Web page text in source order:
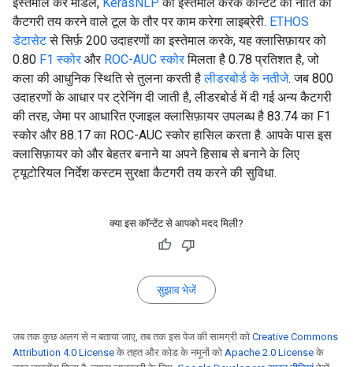
कैटगरी तय करने वाले टूल के तौर पर काम करेगा लाइब्रेरी. ETHOS
डेटासेटसे सिर्फ़ 200 उदाहरणों का इस्तेमाल करके, यह क्लासिफ़ायर को
0.80 F1 स्कोरऔर ROC-AUC स्कोरमिलता है 0.78 प्रतिशत है, जो
कला की आधुनिक स्थिति से तुलना करती हैलीडरबोर्ड के नतीजे. जब 800
उदाहरणों के आधार पर ट्रेनिंग दी जाती है, लीडरबोर्ड में दी गई अन्य कैटगरी
की तरह, जेमा पर आधारित एजाइल क्लासिफ़ायर उपलब्ध है 83.74 का F1
स्कोर और 88.17 का ROC-AUC स्कोर हासिल करता है. आपके पास इस
क्लासिफ़ायर को और बेहतर बनाने या अपने हिसाब से बनाने के लिए
ट्यूटोरियल निर्देश कस्टम सुरक्षा कैटगरी तय करने की सुविधा.
क्या इस कॉन्टेंट से आपको मदद मिली?
सुझाव भेजें
जब तक कुछ अलग से न बताया जाए, तब तक इस पेज की सामग्री को Creative Commons
Attribution 4.0 License के तहत और कोड के नमूनों को Apache 2.0 License के